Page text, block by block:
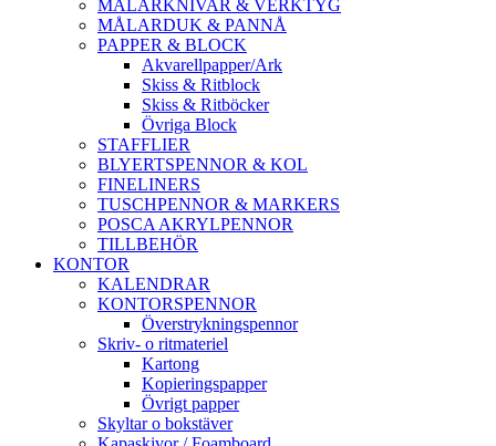
MÅLARKNIVAR & VERKTYG
MÅLARDUK & PANNÅ
PAPPER & BLOCK
Akvarellpapper/Ark
Skiss & Ritblock
Skiss & Ritböcker
Övriga Block
STAFFLIER
BLYERTSPENNOR & KOL
FINELINERS
TUSCHPENNOR & MARKERS
POSCA AKRYLPENNOR
TILLBEHÖR
KONTOR
KALENDRAR
KONTORSPENNOR
Överstrykningspennor
Skriv- o ritmateriel
Kartong
Kopieringspapper
Övrigt papper
Skyltar o bokstäver